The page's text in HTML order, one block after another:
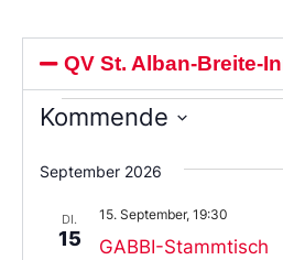
QV St. Alban-Breite-
Kommende
Sie
das
aus.
September 2026
DI.
15 GABBI-Stammtisch
15. September, 19:30